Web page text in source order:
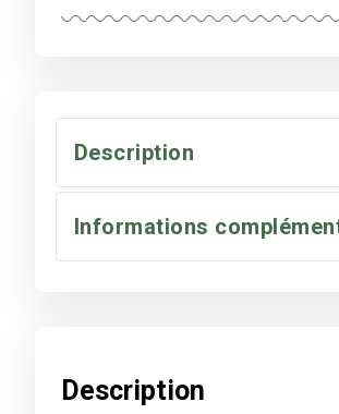
Description
Informations
Description